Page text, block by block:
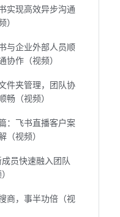
实现高效异步沟通
）
与企业外部人员顺
协作（视频）
件夹管理，团队协
畅（视频）
：飞书直播客户案
（视频）
员快速融入团队
商，事半功倍（视